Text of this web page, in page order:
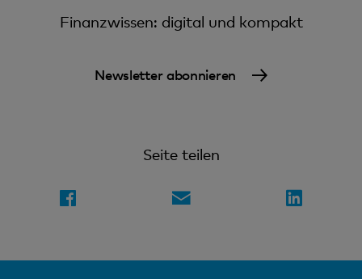
Finanzwissen: digital und kompakt
Newsletter abonnieren
Seite teilen